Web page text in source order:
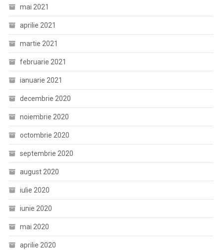
mai 2021
aprilie 2021
martie 2021
februarie 2021
ianuarie 2021
decembrie 2020
noiembrie 2020
octombrie 2020
septembrie 2020
august 2020
iulie 2020
iunie 2020
mai 2020
aprilie 2020